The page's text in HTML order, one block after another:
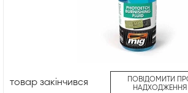
товар закінчився
ПОВІДОМИТИ
НАДХОДЖЕННЯ